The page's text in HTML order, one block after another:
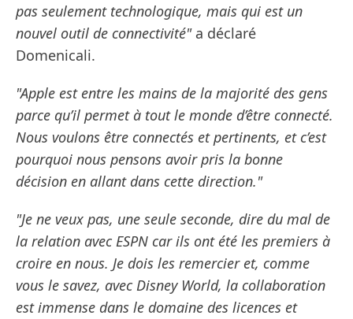
pas seulement technologique, mais qui est un
nouvel outil de connectivité"a déclaré
Domenicali.
"Apple est entre les mains de la majorité des gens
parce qu’il permet à tout le monde d’être connecté.
Nous voulons être connectés et pertinents, et c’est
pourquoi nous pensons avoir pris la bonne
décision en allant dans cette direction."
"Je ne veux pas, une seule seconde, dire du mal de
la relation avec ESPN car ils ont été les premiers à
croire en nous. Je dois les remercier et, comme
vous le savez, avec Disney World, la collaboration
est immense dans le domaine des licences et